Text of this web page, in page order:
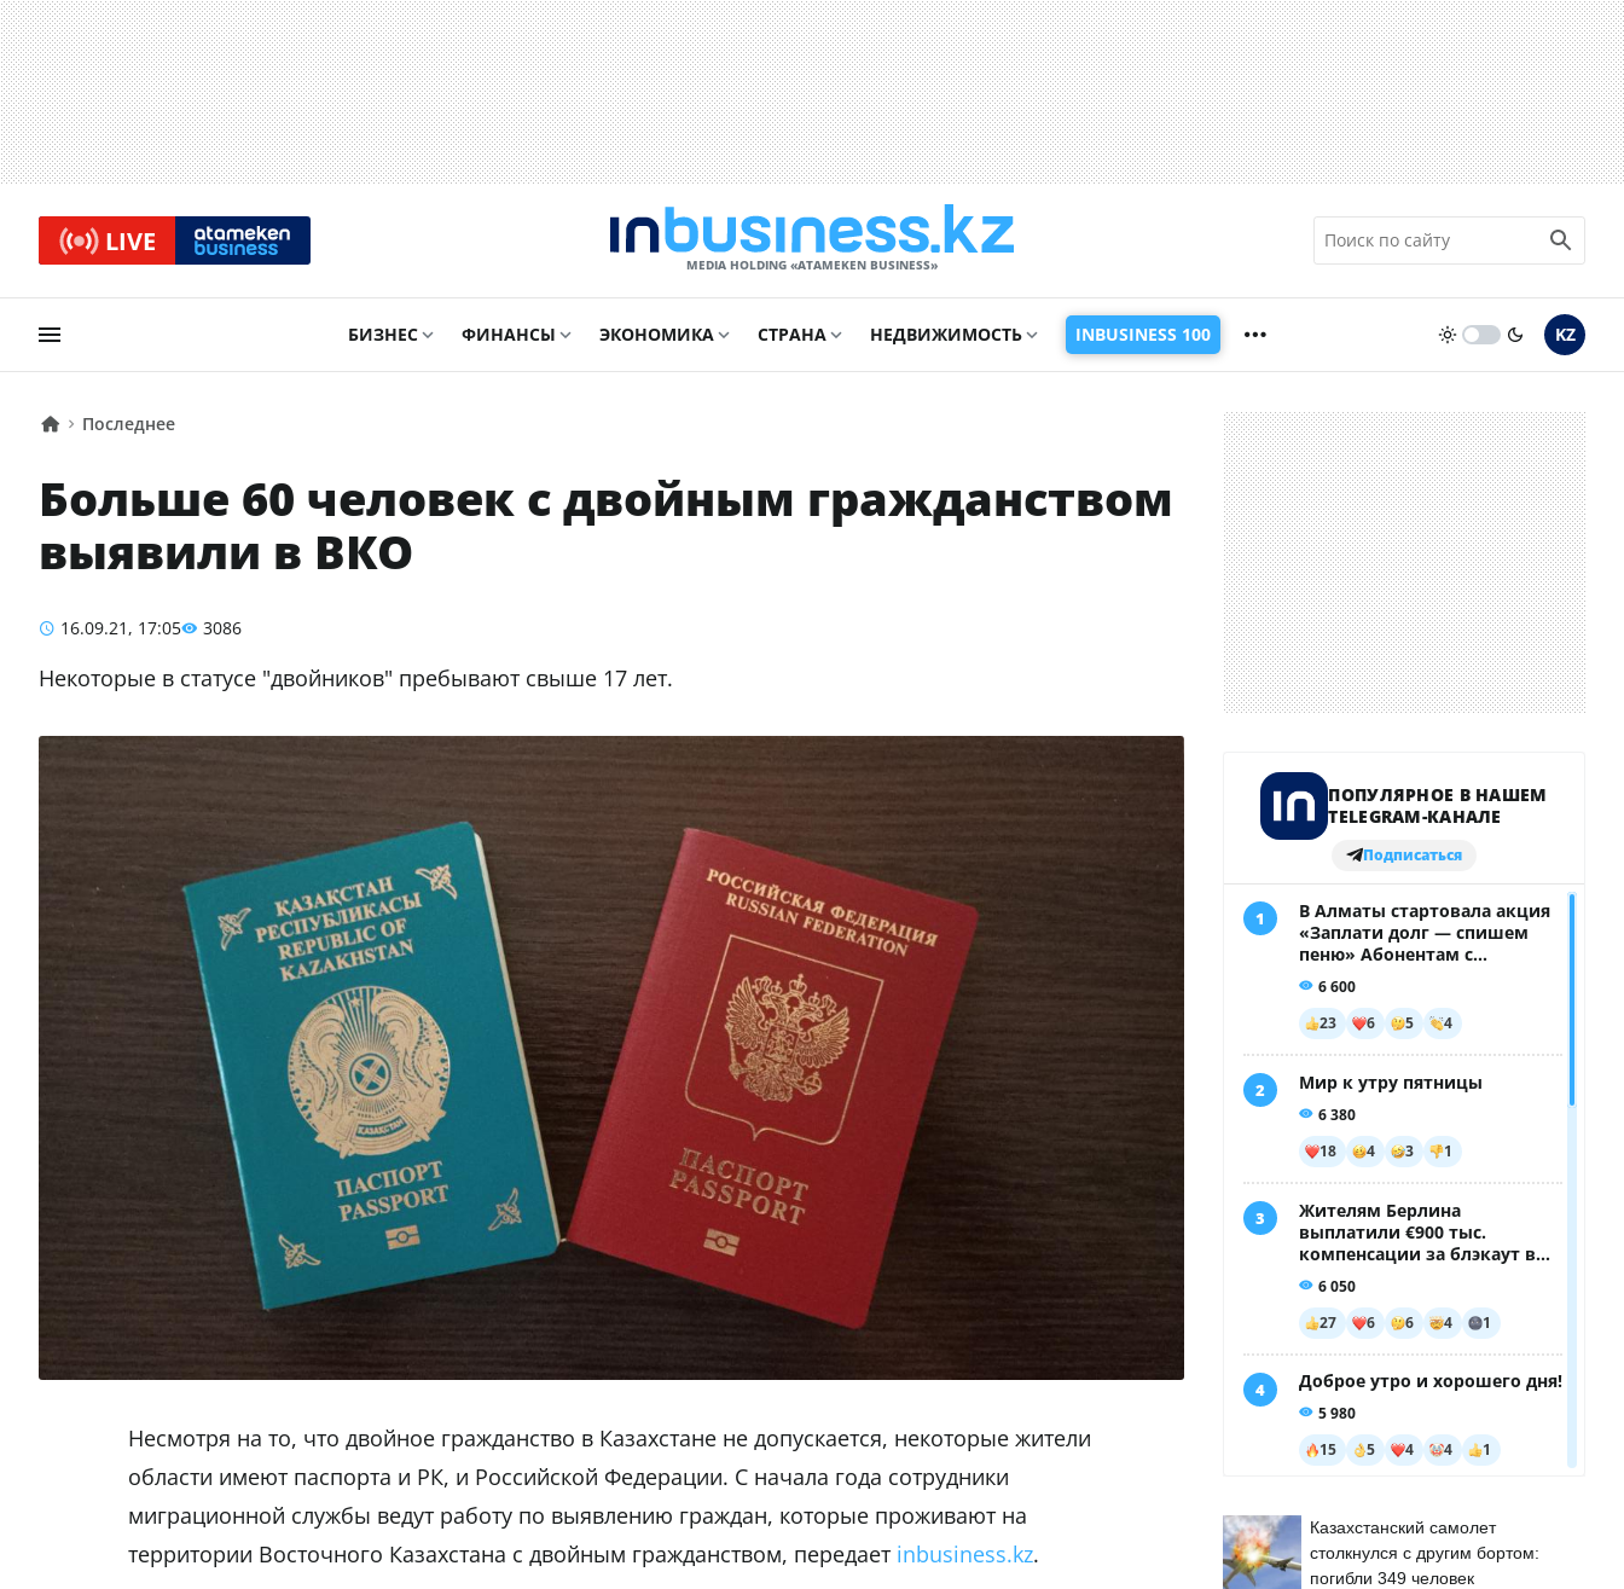
LIVE
MEDIA HOLDING «ATAMEKЕN BUSINESS»
БИЗНЕС ФИНАНСЫ ЭКОНОМИКА СТРАНА НЕДВИЖИМОСТЬ INBUSINESS 100 KZ
Последнее
Больше 60 человек с двойным гражданством
выявили в ВКО
16.09.21, 17:05 3086
Некоторые в статусе "двойников" пребывают свыше 17 лет.
Несмотря на то, что двойное гражданство в Казахстане не допускается, некоторые жители
области имеют паспорта и РК, и Российской Федерации. С начала года сотрудники
миграционной службы ведут работу по выявлению граждан, которые проживают на
территории Восточного Казахстана с двойным гражданством, передает inbusiness.kz.
Казахстанский самолет
столкнулся с другим бортом:
погибли 349 человек